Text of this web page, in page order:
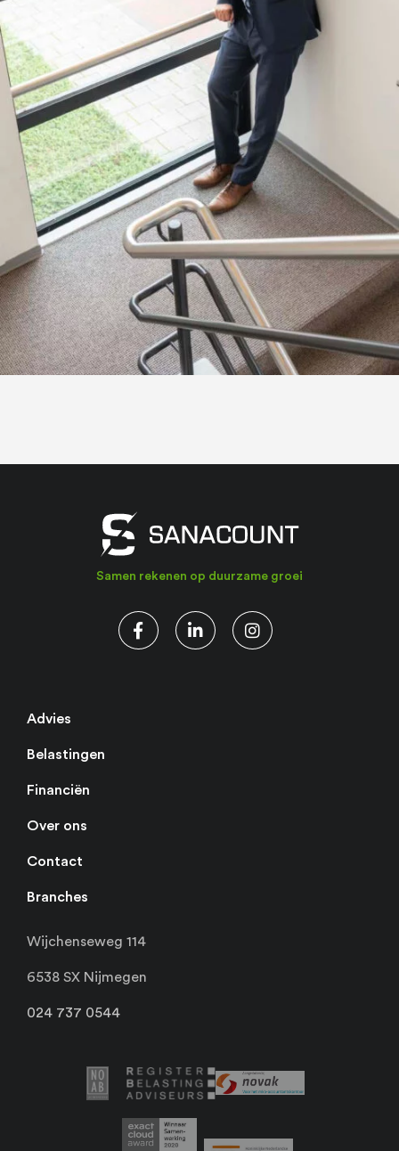
Samen rekenen op duurzame groei
Advies
Belastingen
Financiën
Over ons
Contact
Branches
Wijchenseweg 114
6538 SX Nijmegen
024 737 0544